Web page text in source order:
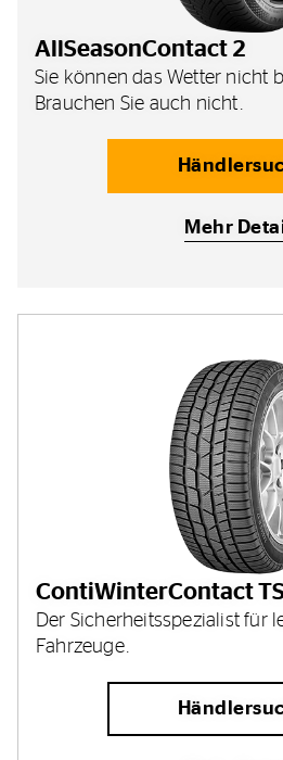
AllSeasonContact 2
Sie können das Wetter nicht
Brauchen Sie auch nicht.
Mehr
ContiWinterContact
Der Sicherheitsspezialist für
Fahrzeuge.